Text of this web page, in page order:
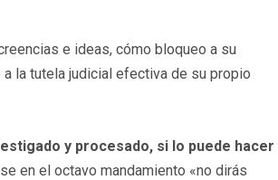
e ideas, cómo bloqueo a su
la tutela judicial efectiva de su propio
y procesado, si lo puede hacer
en el octavo mandamiento «no dirás